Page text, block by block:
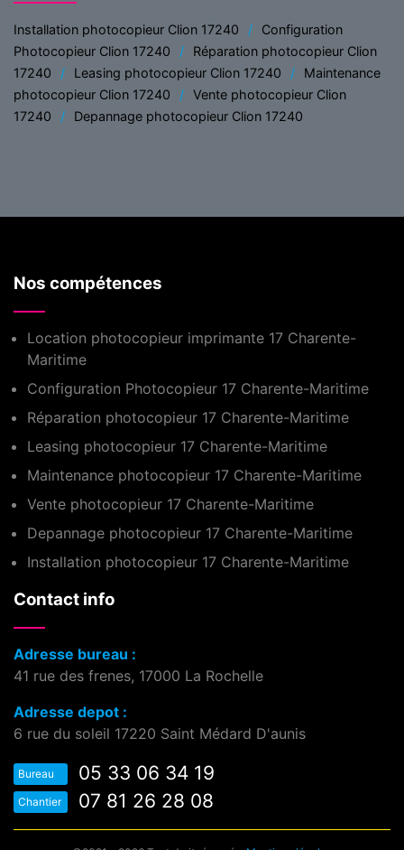
Installation photocopieur Clion 17240
Configuration
Photocopieur Clion 17240
Réparation photocopieur Clion
17240
Leasing photocopieur Clion 17240
Maintenance
photocopieur Clion 17240
Vente photocopieur Clion
17240
Depannage photocopieur Clion 17240
Nos compétences
Location photocopieur imprimante 17 Charente-
Maritime
Configuration Photocopieur 17 Charente-Maritime
Réparation photocopieur 17 Charente-Maritime
Leasing photocopieur 17 Charente-Maritime
Maintenance photocopieur 17 Charente-Maritime
Vente photocopieur 17 Charente-Maritime
Depannage photocopieur 17 Charente-Maritime
Installation photocopieur 17 Charente-Maritime
Contact info
Adresse bureau :
41 rue des frenes, 17000 La Rochelle
Adresse depot :
6 rue du soleil 17220 Saint Médard D'aunis
Bureau 05 33 06 34 19
Chantier 07 81 26 28 08